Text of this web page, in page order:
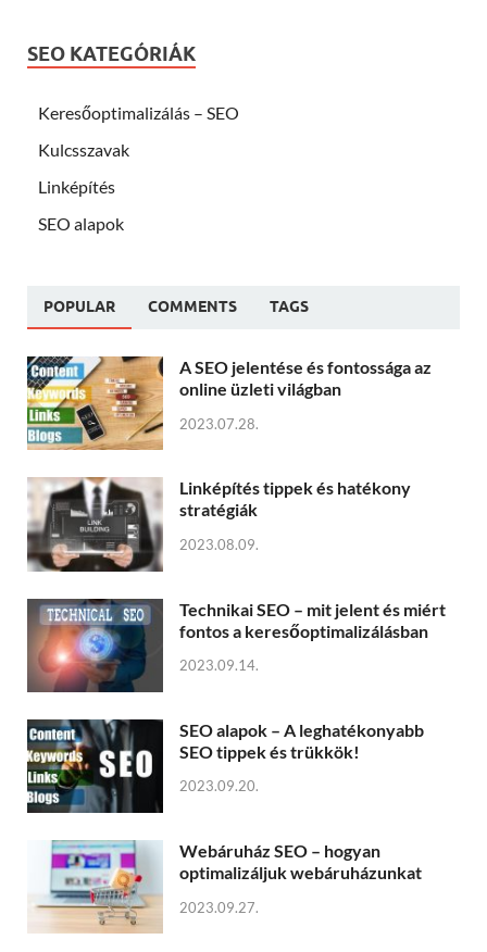
SEO KATEGÓRIÁK
Keresőoptimalizálás – SEO
Kulcsszavak
Linképítés
SEO alapok
POPULAR COMMENTS TAGS
A SEO jelentése és fontossága az
online üzleti világban
2023.07.28.
Linképítés tippek és hatékony
stratégiák
2023.08.09.
Technikai SEO – mit jelent és miért
fontos a keresőoptimalizálásban
2023.09.14.
SEO alapok – A leghatékonyabb
SEO tippek és trükkök!
2023.09.20.
Webáruház SEO – hogyan
optimalizáljuk webáruházunkat
2023.09.27.